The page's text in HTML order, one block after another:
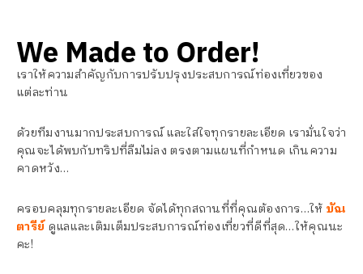
We Made to Order!
เราให้ความสำคัญกับการปรับปรุงประสบการณ์ท่องเที่ยวของ
แต่ละท่าน
ด้วยทีมงานมากประสบการณ์ และใส่ใจทุกรายละเอียด เรามั่นใจว่า
คุณจะได้พบกับทริปที่ลืมไม่ลง ตรงตามแผนที่กำหนด เกินความ
คาดหวัง…
ครอบคลุมทุกรายละเอียด จัดได้ทุกสถานที่ที่คุณต้องการ…ให้ บัณ
ตารีย์ ดูแลและเติมเต็มประสบการณ์ท่องเที่ยวที่ดีที่สุด…ให้คุณนะ
คะ!